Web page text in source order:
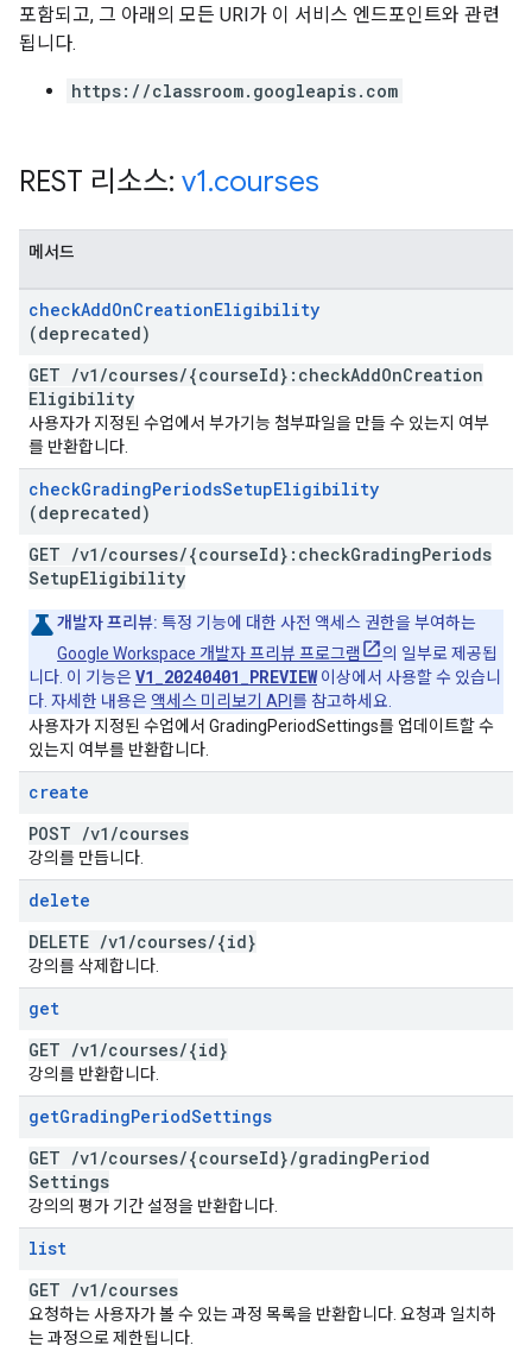
포함되고, 그 아래의 모든 URI가 이 서비스 엔드포인트와 관련
됩니다.
https://classroom.googleapis.com
REST 리소스: v1.courses
메서드
checkAddOnCreationEligibility
(deprecated)
GET /v1 /courses/{courseId}:checkAddOnCreation
Eligibility
사용자가 지정된 수업에서 부가기능 첨부파일을 만들 수 있는지 여부
를 반환합니다.
checkGradingPeriodsSetupEligibility
(deprecated)
GET /v1 /courses/{courseId}:checkGradingPeriods
SetupEligibility
개발자 프리뷰: 특정 기능에 대한 사전 액세스 권한을 부여하는
Google Workspace 개발자 프리뷰 프로그램
의 일부로 제공됩
니다. 이 기능은V1_20240401_PREVIEW이상에서 사용할 수 있습니
다. 자세한 내용은 액세스 미리보기 API 를 참고하세요.
사용자가 지정된 수업에서 GradingPeriodSettings를 업데이트할 수
있는지 여부를 반환합니다.
create
POST /v1 /courses
강의를 만듭니다.
delete
DELETE /v1 /courses/{id}
강의를 삭제합니다.
get
GET /v1 /courses/{id}
강의를 반환합니다.
getGradingPeriodSettings
GET /v1 /courses/{courseId}/gradingPeriod
Settings
강의의 평가 기간 설정을 반환합니다.
list
GET /v1 /courses
요청하는 사용자가 볼 수 있는 과정 목록을 반환합니다. 요청과 일치하
는 과정으로 제한됩니다.